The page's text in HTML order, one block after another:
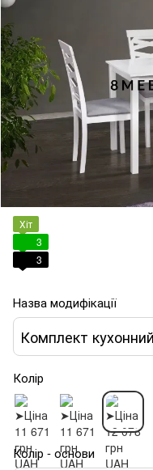
Хіт
3
3
Назва модифікації
Колір
Колір - основи